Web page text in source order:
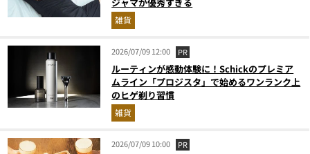
ジャマが優秀すぎる
雑貨
2026/07/09 12:00 PR
ルーティンが感動体験に！Schickのプレミア
ムライン「プロジスタ」で始めるワンランク上
のヒゲ剃り習慣
雑貨
2026/07/09 10:00 PR